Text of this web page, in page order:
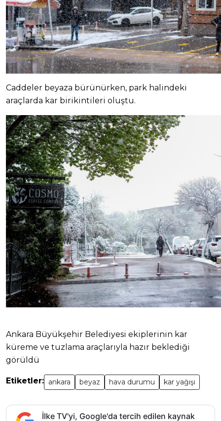
Caddeler beyaza bürünürken, park halindeki
araçlarda kar birikintileri oluştu.
Ankara Büyükşehir Belediyesi ekiplerinin kar
küreme ve tuzlama araçlarıyla hazır beklediği
görüldü
Etiketler: ankara beyaz hava durumu kar yağışı
İlke TV'yi, Google'da tercih edilen kaynak